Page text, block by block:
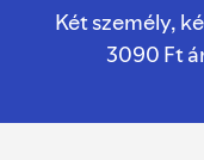
Két személy,
3090 Ft